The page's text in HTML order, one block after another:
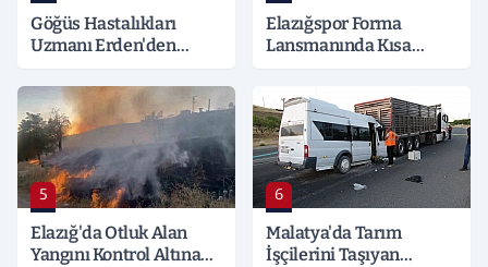
Göğüs Hastalıkları
Uzmanı Erden'den
Elazığspor Forma
Lansmanında Kısa
5
Elazığ'da Otluk Alan
Yangını Kontrol Altına
6
Malatya'da Tarım
İşçilerini Taşıyan